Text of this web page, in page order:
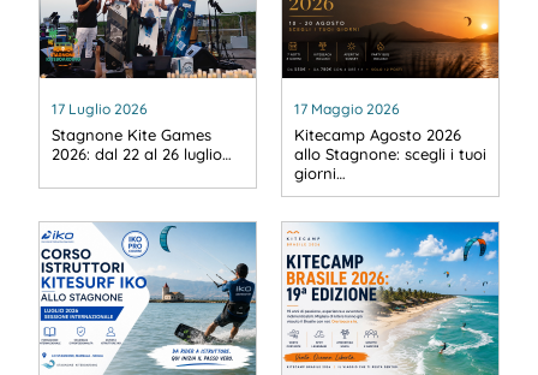
17 Luglio 2026
Stagnone Kite Games
2026: dal 22 al 26 luglio…
17 Maggio 2026
Kitecamp Agosto 2026
allo Stagnone: scegli i tuoi
giorni…